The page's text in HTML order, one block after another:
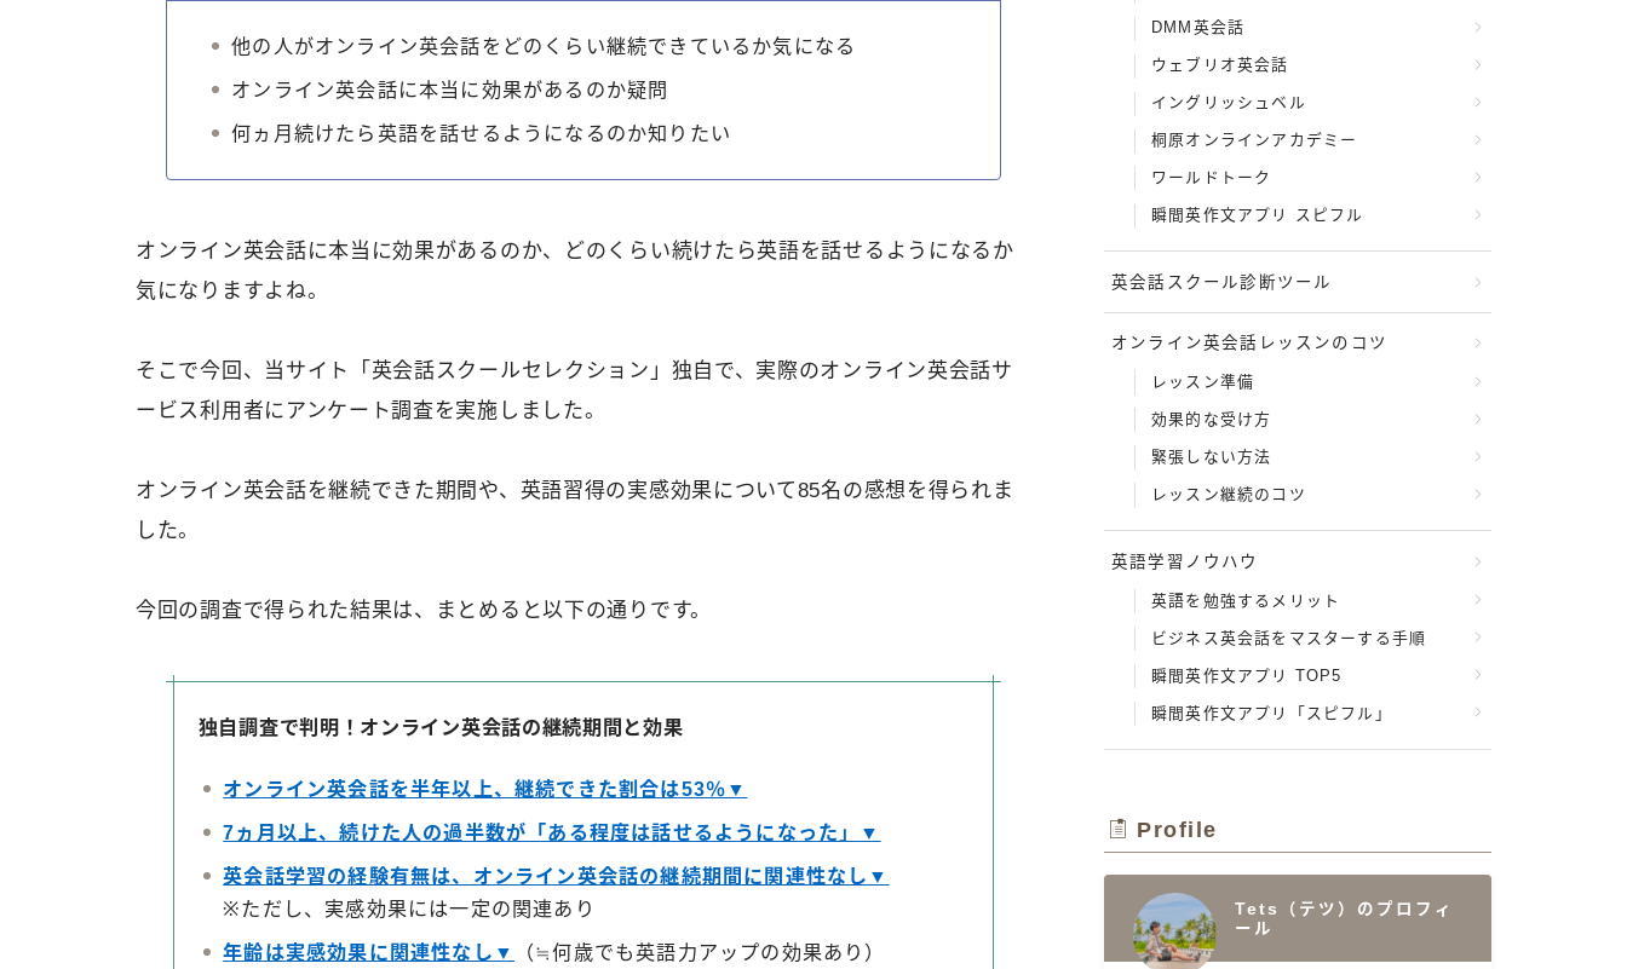
他の人がオンライン英会話をどのくらい継続できているか気になる
オンライン英会話に本当に効果があるのか疑問
何ヵ月続けたら英語を話せるようになるのか知りたい
オンライン英会話に本当に効果があるのか、どのくらい続けたら英語を話せるようになるか
気になりますよね。
そこで今回、当サイト「英会話スクールセレクション」独自で、実際のオンライン英会話サ
ービス利用者にアンケート調査を実施しました。
オンライン英会話を継続できた期間や、英語習得の実感効果について85名の感想を得られま
した。
今回の調査で得られた結果は、まとめると以下の通りです。
独自調査で判明！オンライン英会話の継続期間と効果
オンライン英会話を半年以上、継続できた割合は53％▼
7ヵ月以上、続けた人の過半数が「ある程度は話せるようになった」▼
英会話学習の経験有無は、オンライン英会話の継続期間に関連性なし▼
※ただし、実感効果には一定の関連あり
年齢は実感効果に関連性なし▼
（≒何歳でも英語力アップの効果あり）
DMM英会話
ウェブリオ英会話
イングリッシュベル
桐原オンラインアカデミー
ワールドトーク
瞬間英作文アプリ スピフル
英会話スクール診断ツール
オンライン英会話レッスンのコツ
レッスン準備
効果的な受け方
緊張しない方法
レッスン継続のコツ
英語学習ノウハウ
英語を勉強するメリット
ビジネス英会話をマスターする手順
瞬間英作文アプリ TOP5
瞬間英作文アプリ「スピフル」
Profile
Tets（テツ）のプロフィ
ール